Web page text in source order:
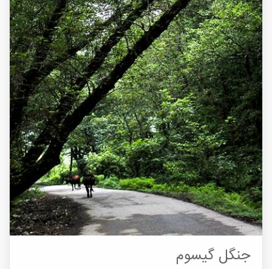
جنگل گیسوم